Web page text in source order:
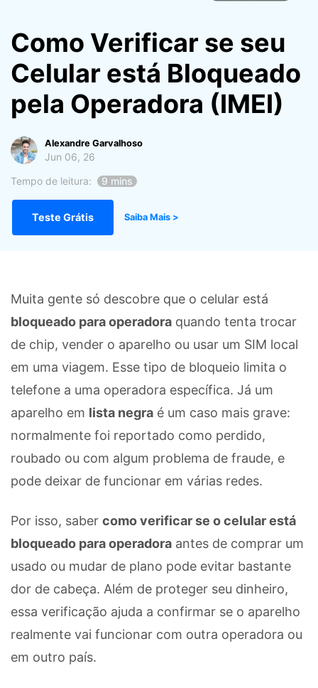
Reparar Celular
Proteção do celular
Encontre Mais Soluções
Como Verificar se seu
Celular está Bloqueado
pela Operadora (IMEI)
Alexandre Garvalhoso
Jun 06, 26
Tempo de leitura:
9 mins
Teste Grátis Saiba Mais >
Muita gente só descobre que o celular está
bloqueado para operadora quando tenta trocar
de chip, vender o aparelho ou usar um SIM local
em uma viagem. Esse tipo de bloqueio limita o
telefone a uma operadora específica. Já um
aparelho em lista negra é um caso mais grave:
normalmente foi reportado como perdido,
roubado ou com algum problema de fraude, e
pode deixar de funcionar em várias redes.
Por isso, saber como verificar se o celular está
bloqueado para operadora antes de comprar um
usado ou mudar de plano pode evitar bastante
dor de cabeça. Além de proteger seu dinheiro,
essa verificação ajuda a confirmar se o aparelho
realmente vai funcionar com outra operadora ou
em outro país.